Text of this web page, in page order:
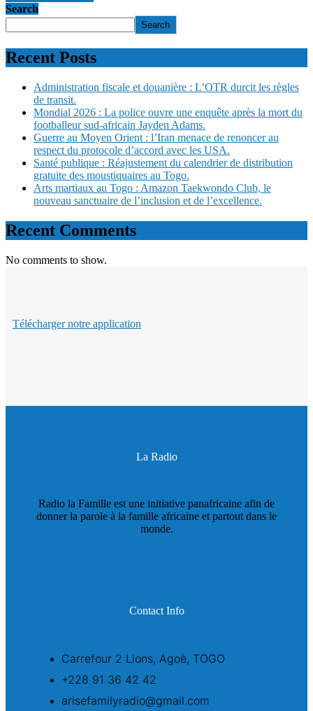
Search
Search
Recent Posts
Administration fiscale et douanière : L’OTR durcit les règles
de transit.
Mondial 2026 : La police ouvre une enquête après la mort du
footballeur sud-africain Jayden Adams.
Guerre au Moyen Orient : l’Iran menace de renoncer au
respect du protocole d’accord avec les USA.
Santé publique : Réajustement du calendrier de distribution
gratuite des moustiquaires au Togo.
Arts martiaux au Togo : Amazon Taekwondo Club, le
nouveau sanctuaire de l’inclusion et de l’excellence.
Recent Comments
No comments to show.
Télécharger notre application
La Radio
Radio la Famille est une initiative panafricaine afin de
donner la parole à la famille africaine et partout dans le
monde.
Contact Info
Carrefour 2 Lions, Agoè, TOGO
+228 91 36 42 42
arisefamilyradio@gmail.com